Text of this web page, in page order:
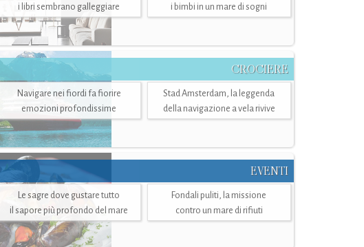
i libri sembrano galleggiare
i bimbi in un mare di sogni
CROCIERE
Navigare nei fiordi fa fiorire
emozioni profondissime
Stad Amsterdam, la leggenda
della navigazione a vela rivive
EVENTI
Le sagre dove gustare tutto
il sapore più profondo del mare
Fondali puliti, la missione
contro un mare di rifiuti